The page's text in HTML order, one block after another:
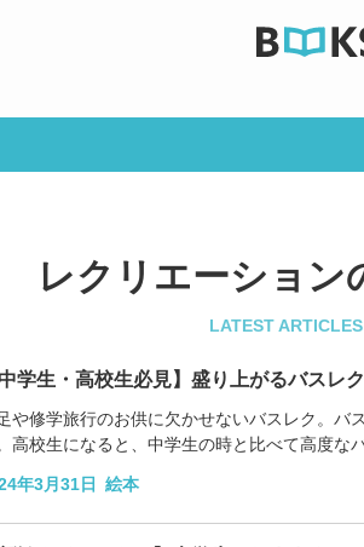
レクリエーション
LATEST ARTICLES
中学生・高校生必見】盛り上がるバスレ
や修学旅行のお供に欠かせないバスレク。バ
高校生になると、中学生の時と比べて高度な
年3月31日 絵本